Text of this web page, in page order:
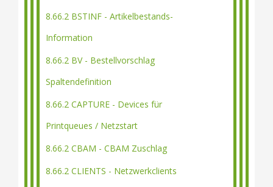
8.66.2 BSTINF - Artikelbestands-
Information
8.66.2 BV - Bestellvorschlag
Spaltendefinition
8.66.2 CAPTURE - Devices für
Printqueues / Netzstart
8.66.2 CBAM - CBAM Zuschlag
8.66.2 CLIENTS - Netzwerkclients